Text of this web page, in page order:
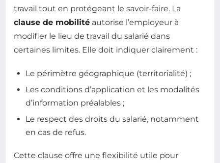
travail tout en protégeant le savoir-faire. La
clause de mobilité autorise l’employeur à
modifier le lieu de travail du salarié dans
certaines limites. Elle doit indiquer clairement :
Le périmètre géographique (territorialité) ;
Les conditions d’application et les modalités
d’information préalables ;
Le respect des droits du salarié, notamment
en cas de refus.
Cette clause offre une flexibilité utile pour